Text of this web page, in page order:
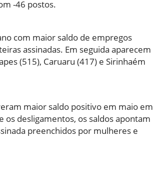
-46 postos.
com maior saldo de empregos
assinadas. Em seguida aparecem
(515), Caruaru (417) e Sirinhaém
maior saldo positivo em maio em
os desligamentos, os saldos apontam
preenchidos por mulheres e